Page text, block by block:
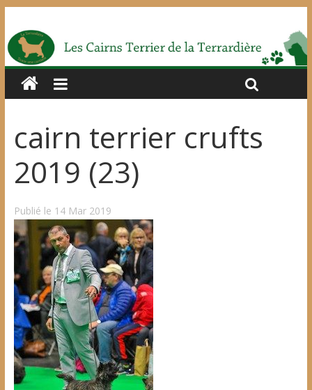
cairn terrier crufts
2019 (23)
Publié le 14 Mar 2019